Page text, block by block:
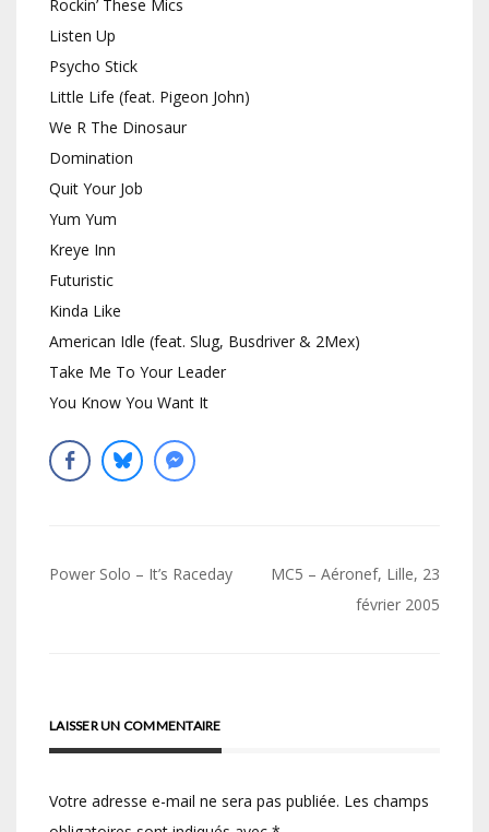
Rockin’ These Mics
Listen Up
Psycho Stick
Little Life (feat. Pigeon John)
We R The Dinosaur
Domination
Quit Your Job
Yum Yum
Kreye Inn
Futuristic
Kinda Like
American Idle (feat. Slug, Busdriver & 2Mex)
Take Me To Your Leader
You Know You Want It
Navigation
Power Solo – It’s Raceday
MC5 – Aéronef, Lille, 23
février 2005
LAISSER UN COMMENTAIRE
Votre adresse e-mail ne sera pas publiée. Les champs